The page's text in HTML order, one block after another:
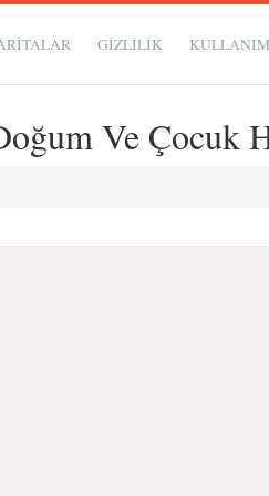
GIZLILIK
Ve Çocuk